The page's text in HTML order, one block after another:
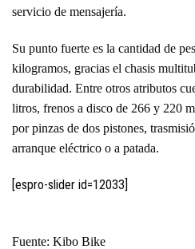
servicio de mensajería.
Su punto fuerte es la cantidad de
kilogramos, gracias el chasis
durabilidad. Entre otros atributos
litros, frenos a disco de 266 y 220
por pinzas de dos pistones,
arranque eléctrico o a patada.
[espro-slider id=12033]
Fuente: Kibo Bike